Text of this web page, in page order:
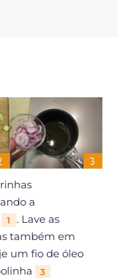
a
1
. Lave as
também em
um fio de óleo
3